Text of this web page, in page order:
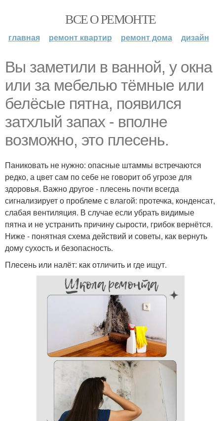
ВСЕ О РЕМОНТЕ
главная ремонт квартир ремонт дома дизайн
Вы заметили в ванной, у окна
или за мебелью тёмные или
белёсые пятна, появился
затхлый запах - вполне
возможно, это плесень.
Паниковать не нужно: опасные штаммы встречаются
редко, а цвет сам по себе не говорит об угрозе для
здоровья. Важно другое - плесень почти всегда
сигнализирует о проблеме с влагой: протечка, конденсат,
слабая вентиляция. В случае если убрать видимые
пятна и не устранить причину сырости, грибок вернётся.
Ниже - понятная схема действий и советы, как вернуть
дому сухость и безопасность.
Плесень или налёт: как отличить и где ищут.